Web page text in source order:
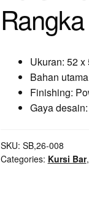
Ukuran: 52 x
Bahan
Finishing:
Gaya
SKU: SB,26-008
Categories: Kursi Bar,